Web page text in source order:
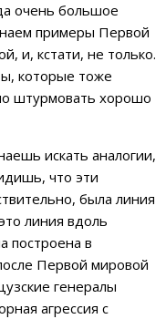
очень большое
примеры Первой
и, кстати, не только.
которые тоже
штурмовать хорошо
искать аналогии,
что эти
была линия
линия вдоль
построена в
Первой мировой
генералы
агрессия с